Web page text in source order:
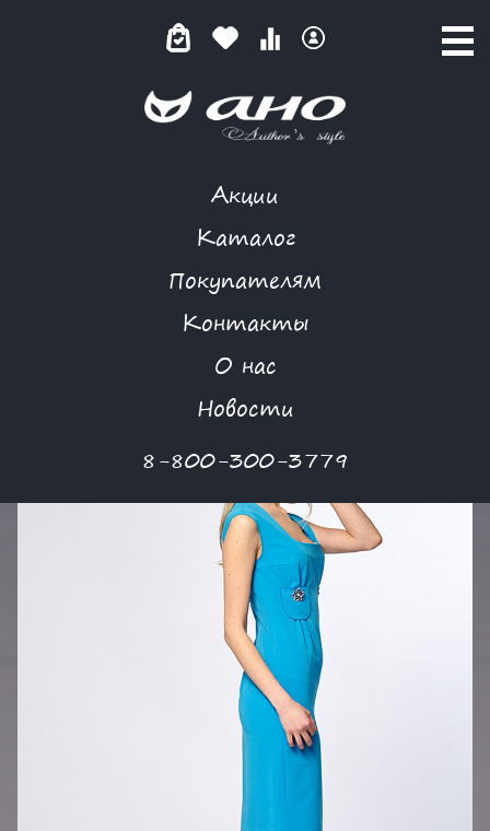
Акции
Каталог
Покупателям
Контакты
О нас
Новости
8-800-300-3779
НЕБЕСНАЯ ЛАЗУРЬ